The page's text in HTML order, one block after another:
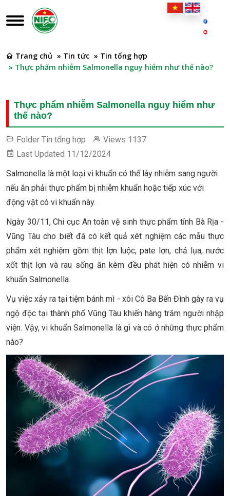
Trang chủ » Tin tức » Tin tổng hợp
» Thực phẩm nhiễm Salmonella nguy hiểm như thế nào?
Thực phẩm nhiễm Salmonella nguy hiểm như
thế nào?
Folder Tin tổng hợp Views 1137
Last Updated 11/12/2024
Salmonella là một loại vi khuẩn có thể lây nhiễm sang người
nếu ăn phải thực phẩm bị nhiễm khuẩn hoặc tiếp xúc với
động vật có vi khuẩn này.
Ngày 30/11, Chi cục An toàn vệ sinh thực phẩm tỉnh Bà Rịa -
Vũng Tàu cho biết đã có kết quả xét nghiệm các mẫu thực
phẩm xét nghiệm gồm thịt lợn luộc, pate lợn, chả lụa, nước
xốt thịt lợn và rau sống ăn kèm đều phát hiện có nhiễm vi
khuẩn Salmonella.
Vụ việc xảy ra tại tiệm bánh mì - xôi Cô Ba Bến Đình gây ra vụ
ngộ độc tại thành phố Vũng Tàu khiến hàng trăm người nhập
viện. Vậy, vi khuẩn Salmonella là gì và có ở những thực phẩm
nào?